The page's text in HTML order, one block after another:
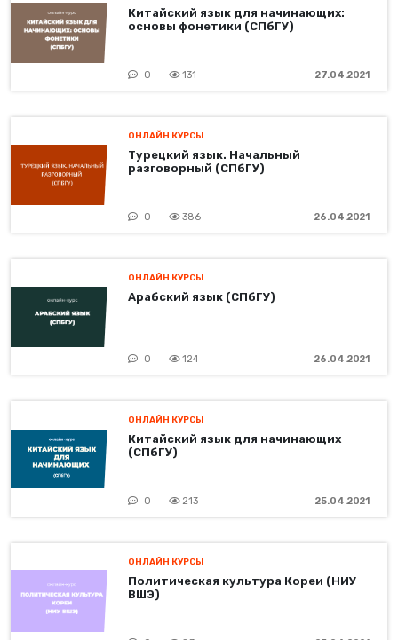
Китайский язык для начинающих:
основы фонетики (СПбГУ)
0 131 27.04.2021
ОНЛАЙН КУРСЫ
Турецкий язык. Начальный
разговорный (СПбГУ)
0 386 26.04.2021
ОНЛАЙН КУРСЫ
Арабский язык (СПбГУ)
0 124 26.04.2021
ОНЛАЙН КУРСЫ
Китайский язык для начинающих
(СПбГУ)
0 213 25.04.2021
ОНЛАЙН КУРСЫ
Политическая культура Кореи (НИУ
ВШЭ)